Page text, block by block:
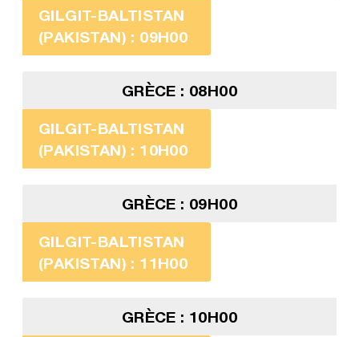
GILGIT-BALTISTAN
(PAKISTAN) : 09H00
GRÈCE : 08H00
GILGIT-BALTISTAN
(PAKISTAN) : 10H00
GRÈCE : 09H00
GILGIT-BALTISTAN
(PAKISTAN) : 11H00
GRÈCE : 10H00